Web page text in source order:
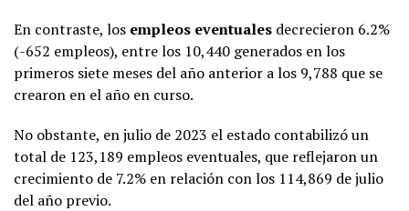
En contraste, los empleos eventuales decrecieron 6.2%
(-652 empleos), entre los 10,440 generados en los
primeros siete meses del año anterior a los 9,788 que se
crearon en el año en curso.
No obstante, en julio de 2023 el estado contabilizó un
total de 123,189 empleos eventuales, que reflejaron un
crecimiento de 7.2% en relación con los 114,869 de julio
del año previo.